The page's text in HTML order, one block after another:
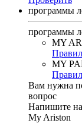
программы
программы
MY
MY
Вам нужна
вопрос
Напишите
My Ariston